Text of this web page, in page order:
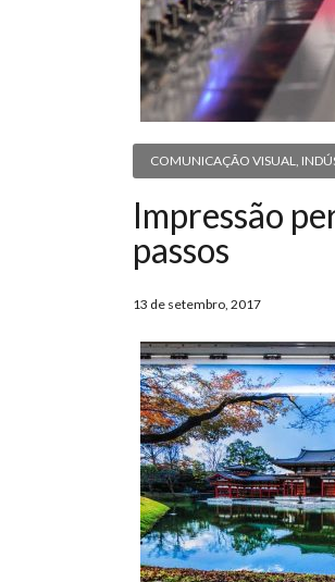
COMUNICAÇÃO VISUAL,
Impressão
passos
13 de setembro, 2017